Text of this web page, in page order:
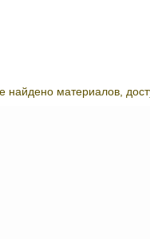
найдено материалов,